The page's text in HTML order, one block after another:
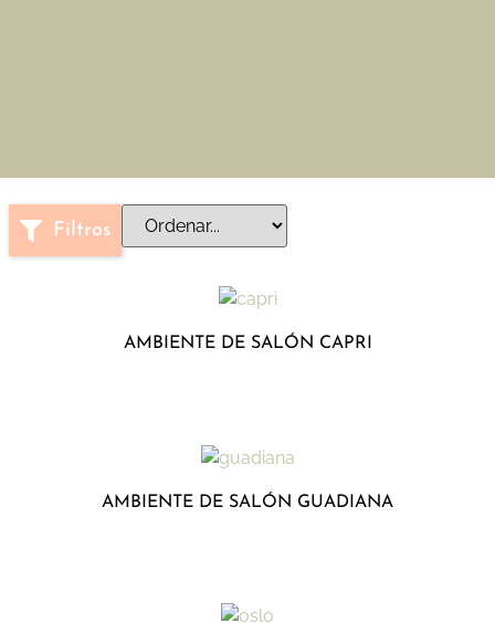
Filtros
AMBIENTE DE SALÓN CAPRI
AMBIENTE DE SALÓN GUADIANA